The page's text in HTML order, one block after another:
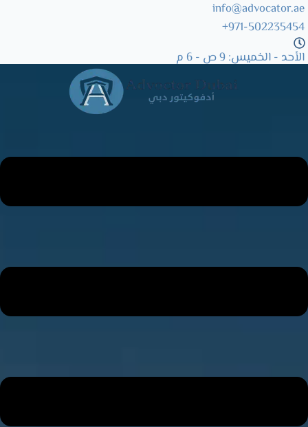
Skip
to
info@advocator.ae
971-502235454+
الأحد - الخميس: 9 ص - 6 م